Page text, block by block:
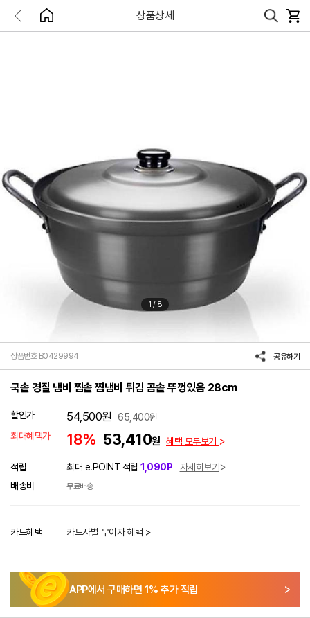
상품상세
1 / 8
상품번호 B0429994 공유하기
국솥 경질 냄비 찜솥 찜냄비 튀김 곰솥 뚜껑있음 28cm
할인가 54,500원 65,400원
최대혜택가
18% 53,410원 혜택 모두보기
적립 최대 e.POINT 적립 1,090P
자세히보기
배송비
무료배송
카드혜택 카드사별 무이자 혜택 >
APP에서 구매하면 1% 추가 적립